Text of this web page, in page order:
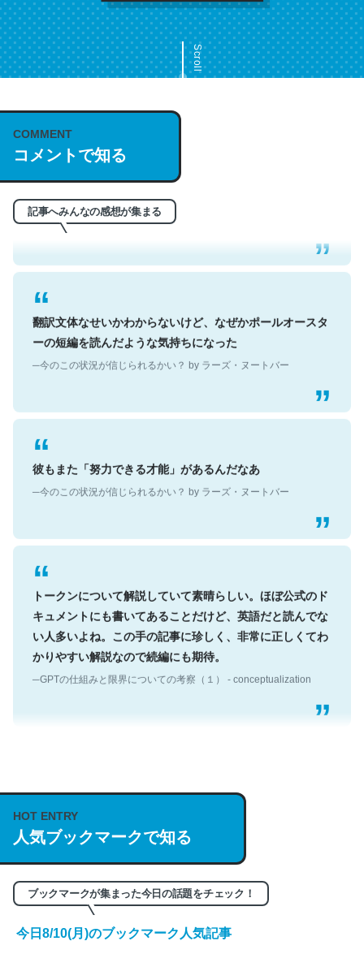
Scroll
COMMENT
コメントで知る
記事へみんなの感想が集まる
これは名文。彼はとてもクレバーなんだろうなと凄く思
う。英語少しでも読める人は原文もお勧め。自分はこの流
─今のこの状況が信じられるかい？ by ラーズ・ヌートバー
翻訳文体なせいかわからないけど、なぜかポールオースタ
ーの短編を読んだような気持ちになった
彼もまた「努力できる才能」があるんだなあ
トークンについて解説していて素晴らしい。ほぼ公式のド
キュメントにも書いてあることだけど、英語だと読んでな
い人多いよね。この手の記事に珍しく、非常に正しくてわ
かりやすい解説なので続編にも期待。
説してる記事が少ないので貴重な良記事。/続編来た
https://isobe324649.hatenablog.com/entry/2023/03/27
/064121
─GPTの仕組みと限界についての考察（１） - conceptualization
HOT ENTRY
人気ブックマークで知る
ブックマークが集まった今日の話題をチェック！
今日8/10(月)のブックマーク人気記事